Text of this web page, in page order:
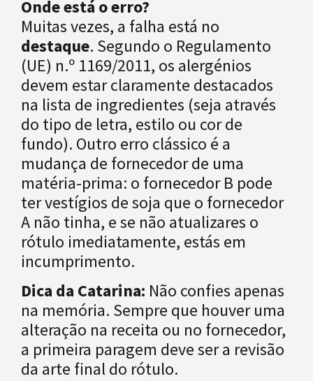
Onde está o erro?
Muitas vezes, a falha está no
destaque. Segundo o Regulamento
(UE) n.º 1169/2011, os alergénios
devem estar claramente destacados
na lista de ingredientes (seja através
do tipo de letra, estilo ou cor de
fundo). Outro erro clássico é a
mudança de fornecedor de uma
matéria-prima: o fornecedor B pode
ter vestígios de soja que o fornecedor
A não tinha, e se não atualizares o
rótulo imediatamente, estás em
incumprimento.
Dica da Catarina: Não confies apenas
na memória. Sempre que houver uma
alteração na receita ou no fornecedor,
a primeira paragem deve ser a revisão
da arte final do rótulo.